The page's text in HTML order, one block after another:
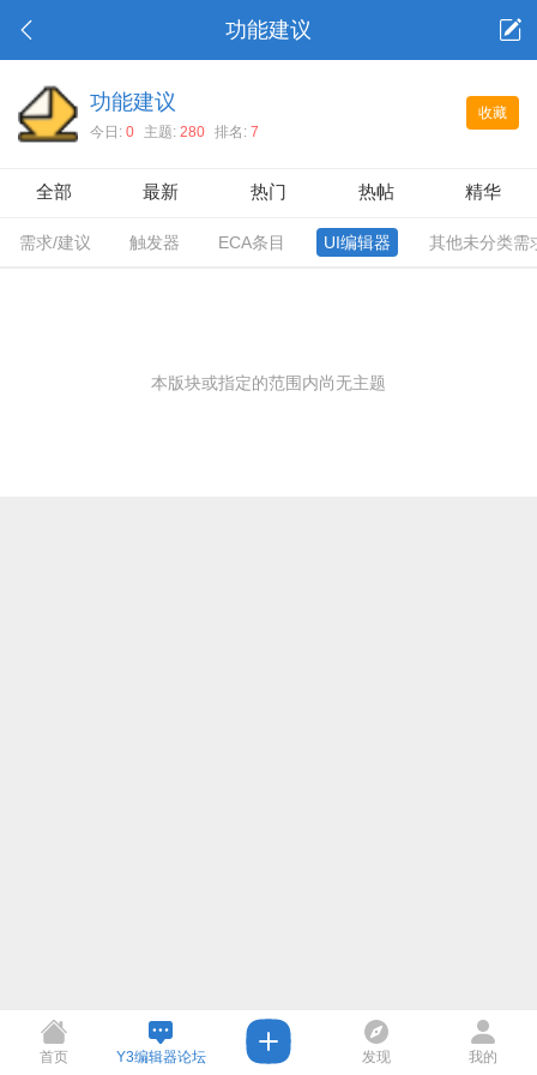
功能建议
收藏
功能建议
今日: 0 主题: 280 排名: 7
全部 最新 热门 热帖 精华
需求/建议 触发器 ECA条目 UI编辑器 其他未分类需
本版块或指定的范围内尚无主题
首页 Y3编辑器论坛 发现 我的